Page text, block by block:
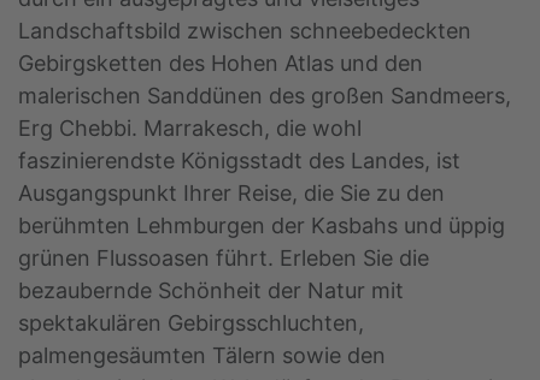
Landschaftsbild zwischen schneebedeckten
Gebirgsketten des Hohen Atlas und den
malerischen Sanddünen des großen Sandmeers,
Erg Chebbi. Marrakesch, die wohl
faszinierendste Königsstadt des Landes, ist
Ausgangspunkt Ihrer Reise, die Sie zu den
berühmten Lehmburgen der Kasbahs und üppig
grünen Flussoasen führt. Erleben Sie die
bezaubernde Schönheit der Natur mit
spektakulären Gebirgsschluchten,
palmengesäumten Tälern sowie den